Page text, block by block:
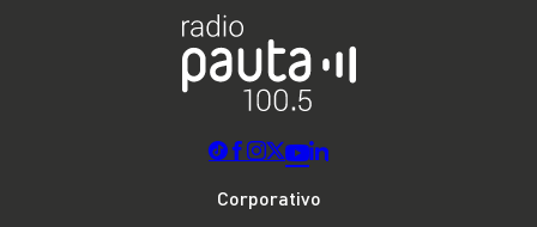
Corporativo